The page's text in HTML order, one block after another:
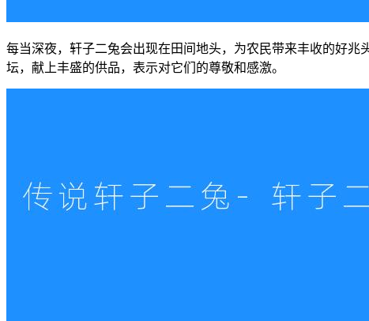
每当深夜，轩子二兔会出现在田间地头，为农民带来丰收的好
坛，献上丰盛的供品，表示对它们的尊敬和感激。